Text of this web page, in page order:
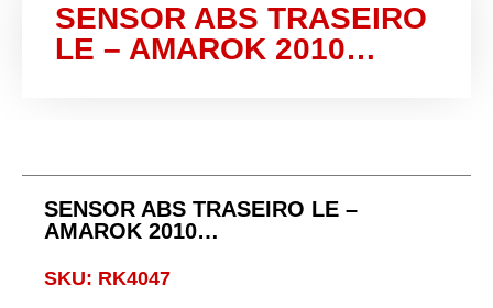
SENSOR ABS TRASEIRO
LE – AMAROK 2010…
SENSOR ABS TRASEIRO LE –
AMAROK 2010…
SKU: RK4047